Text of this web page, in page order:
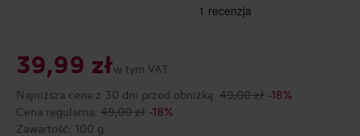
39,99 złw tym VAT
Najniższa cena z 30 dni przed obniżką: 49,00 zł -18%
Cena regularna: 49,00 zł -18%
Zawartość: 100 g